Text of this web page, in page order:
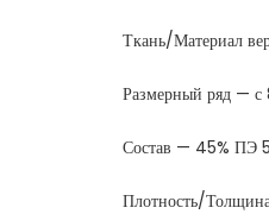
Ткань/Материал
Размерный ряд —
Состав — 45% ПЭ
Плотность/